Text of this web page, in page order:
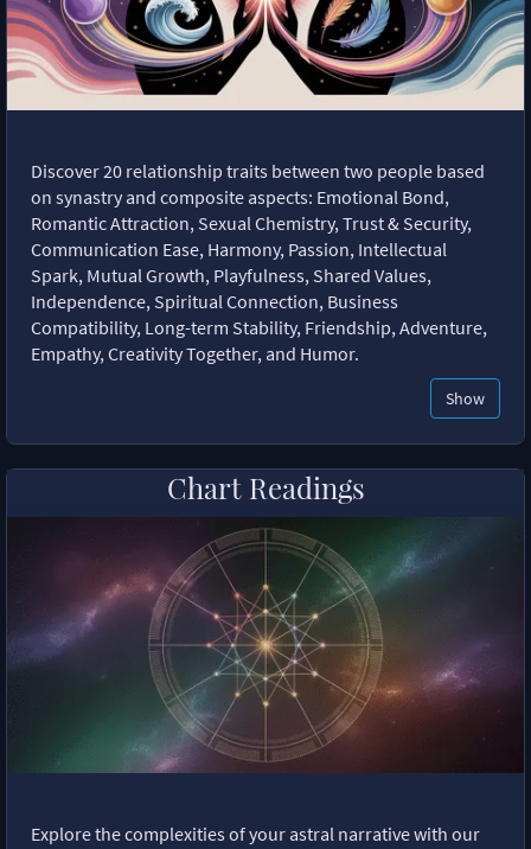
Discover 20 relationship traits between two people based
on synastry and composite aspects: Emotional Bond,
Romantic Attraction, Sexual Chemistry, Trust & Security,
Communication Ease, Harmony, Passion, Intellectual
Spark, Mutual Growth, Playfulness, Shared Values,
Independence, Spiritual Connection, Business
Compatibility, Long-term Stability, Friendship, Adventure,
Empathy, Creativity Together, and Humor.
Show
Chart Readings
Explore the complexities of your astral narrative with our